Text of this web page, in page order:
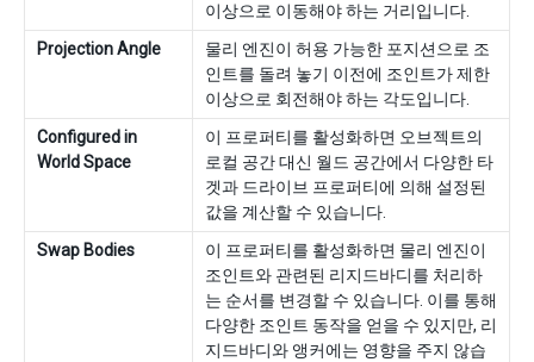
이상으로 이동해야 하는 거리입니다.
Projection Angle
물리 엔진이 허용 가능한 포지션으로 조
인트를 돌려 놓기 이전에 조인트가 제한
이상으로 회전해야 하는 각도입니다.
Configured in
World Space
이 프로퍼티를 활성화하면 오브젝트의
로컬 공간 대신 월드 공간에서 다양한 타
겟과 드라이브 프로퍼티에 의해 설정된
값을 계산할 수 있습니다.
Swap Bodies
이 프로퍼티를 활성화하면 물리 엔진이
조인트와 관련된 리지드바디를 처리하
는 순서를 변경할 수 있습니다. 이를 통해
다양한 조인트 동작을 얻을 수 있지만, 리
지드바디와 앵커에는 영향을 주지 않습